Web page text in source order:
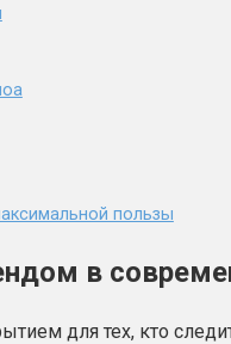
пользы
в
для тех, кто